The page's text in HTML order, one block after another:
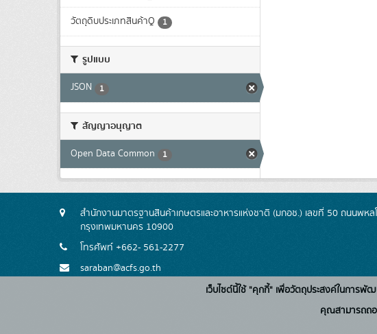
วัตถุดิบประเภทสินค้าQ 1
รูปแบบ
JSON 1
สัญญาอนุญาต
Open Data Common 1
สำนักงานมาตรฐานสินค้าเกษตรและอาหารแห่งชาติ (มกอช.) เลขที่ 50 ถนนพห
กรุงเทพมหานคร 10900
โทรศัพท์ +662- 561-2277
saraban@acfs.go.th
เว็บไซต์นี้ใช้ "คุกกี้" เพื่อวัตถุประสงค์ในการ
คุณสามารถถ